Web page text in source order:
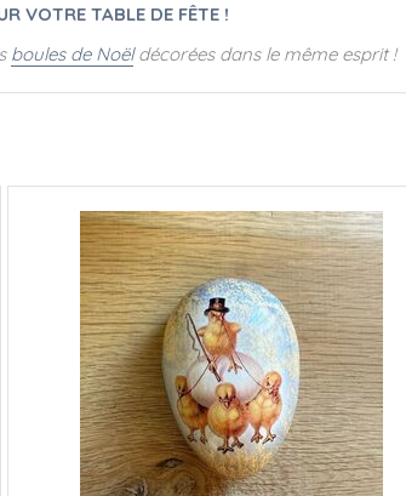
VOTRE TABLE DE FÊTE !
boules de Noëldécorées dans le même esprit !